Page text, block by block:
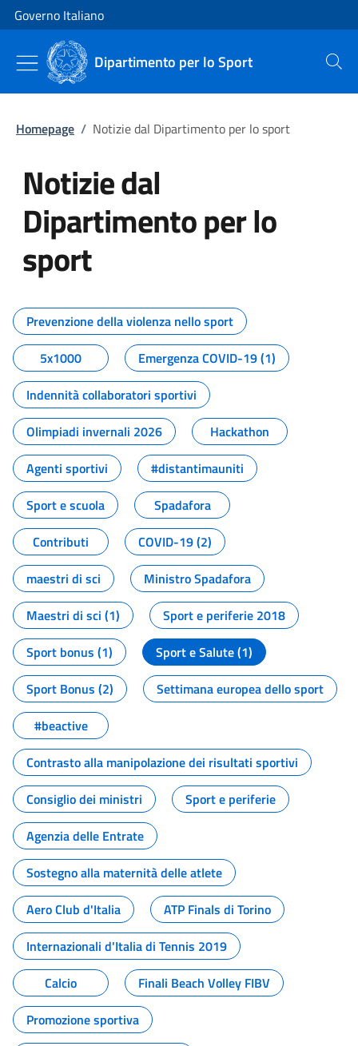
Vai al contenuto
Vai alla navigazione del sito
Governo Italiano
Dipartimento per lo Sport Cerca
Homepage / Notizie dal Dipartimento per lo sport
Notizie dal
Dipartimento per lo
sport
Tutti i contenuti della pagina
Prevenzione della violenza nello sport
5x1000
Emergenza COVID-19 (1)
Indennità collaboratori sportivi
Olimpiadi invernali 2026
Hackathon
Agenti sportivi
#distantimauniti
Sport e scuola
Spadafora
Contributi
COVID-19 (2)
maestri di sci
Ministro Spadafora
Maestri di sci (1)
Sport e periferie 2018
Sport bonus (1)
Sport e Salute (1)
Sport Bonus (2)
Settimana europea dello sport
#beactive
Contrasto alla manipolazione dei risultati sportivi
Consiglio dei ministri
Sport e periferie
Agenzia delle Entrate
Sostegno alla maternità delle atlete
Aero Club d'Italia
ATP Finals di Torino
Internazionali d'Italia di Tennis 2019
Calcio
Finali Beach Volley FIBV
Promozione sportiva